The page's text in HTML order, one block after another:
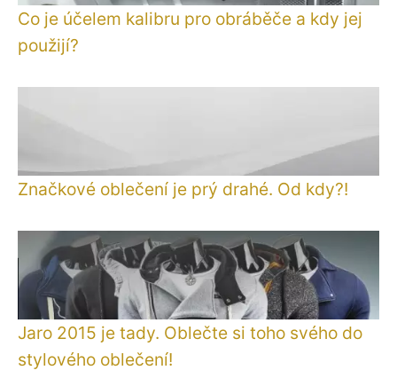
Co je účelem kalibru pro obráběče a kdy jej
použijí?
Značkové oblečení je prý drahé. Od kdy?!
Jaro 2015 je tady. Oblečte si toho svého do
stylového oblečení!